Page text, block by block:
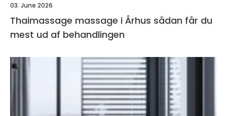
03. June 2026
Thaimassage massage i Århus sådan får du
mest ud af behandlingen